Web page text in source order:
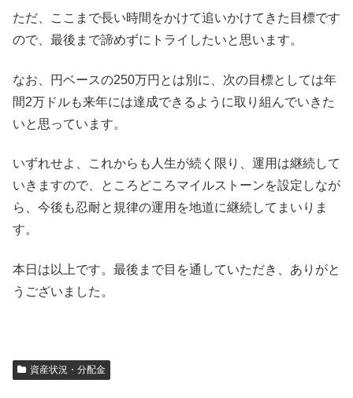
ただ、ここまで長い時間をかけて追いかけてきた目標です
ので、最後まで諦めずにトライしたいと思います。
なお、円ベースの250万円とは別に、次の目標としては年
間2万ドルも来年には達成できるように取り組んでいきた
いと思っています。
いずれせよ、これからも人生が続く限り、運用は継続して
いきますので、ところどころマイルストーンを設定しなが
ら、今後も忍耐と規律の運用を地道に継続してまいりま
す。
本日は以上です。最後まで目を通していただき、ありがと
うございました。
資産状況・分配金